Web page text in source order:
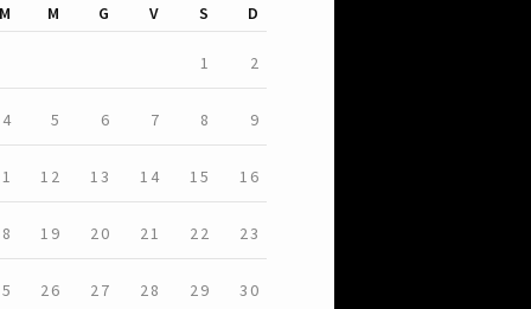
M G V S D
1 2
4 5 6 7 8 9
12 13 14 15 16
19 20 21 22 23
26 27 28 29 30